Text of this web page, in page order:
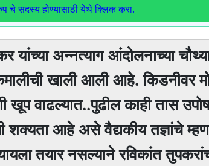
चे सदस्य होण्यासाठी येथे क्लिक करा.
अन्नत्याग आंदोलनाच्या
खाली आली आहे. किडनीवर
वाढल्यात..पुढील काही तास
शक्यता आहे असे वैद्यकीय तज्ञांचे
तयार नसल्याने रविकांत